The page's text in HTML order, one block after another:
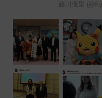
藤川優里